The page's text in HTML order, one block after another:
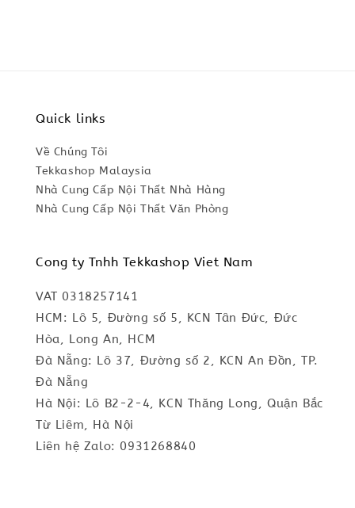
Quick links
Về Chúng Tôi
Tekkashop Malaysia
Nhà Cung Cấp Nội Thất Nhà Hàng
Nhà Cung Cấp Nội Thất Văn Phòng
Cong ty Tnhh Tekkashop Viet Nam
VAT 0318257141
HCM: Lô 5, Đường số 5, KCN Tân Đức, Đức
Hòa, Long An, HCM
Đà Nẵng: Lô 37, Đường số 2, KCN An Đồn, TP.
Đà Nẵng
Hà Nội: Lô B2-2-4, KCN Thăng Long, Quận Bắc
Từ Liêm, Hà Nội
Liên hệ Zalo: 0931268840